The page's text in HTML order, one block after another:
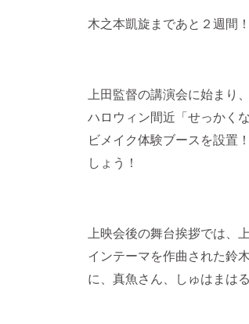
木之本凱旋まであと２週間
上田監督の講演会に始まり
ハロウィン間近「せっかく
ビメイク体験ブースを設置
しょう！
上映会後の舞台挨拶では、
インテーマを作曲された鈴
に、真魚さん、しゅはまは